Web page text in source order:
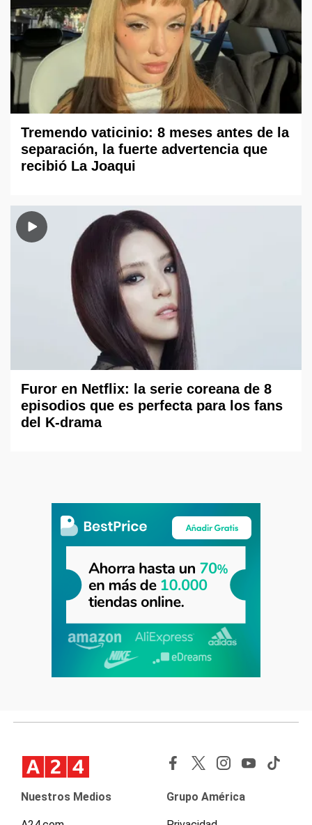
Tremendo vaticinio: 8 meses antes de la
separación, la fuerte advertencia que
recibió La Joaqui
Furor en Netflix: la serie coreana de 8
episodios que es perfecta para los fans
del K-drama
Nuestros Medios Grupo América